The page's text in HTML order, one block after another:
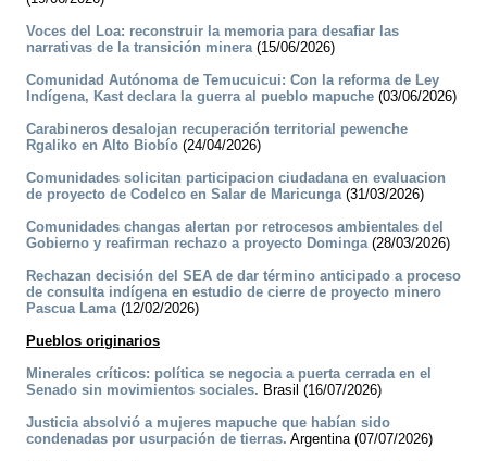
Voces del Loa: reconstruir la memoria para desafiar las
narrativas de la transición minera(15/06/2026)
Comunidad Autónoma de Temucuicui: Con la reforma de Ley
Indígena, Kast declara la guerra al pueblo mapuche (03/06/2026)
Carabineros desalojan recuperación territorial pewenche
Rgaliko en Alto Biobío (24/04/2026)
Comunidades solicitan participacion ciudadana en evaluacion
de proyecto de Codelco en Salar de Maricunga(31/03/2026)
Comunidades changas alertan por retrocesos ambientales del
Gobierno y reafirman rechazo a proyecto Dominga(28/03/2026)
Rechazan decisión del SEA de dar término anticipado a proceso
de consulta indígena en estudio de cierre de proyecto minero
Pascua Lama(12/02/2026)
Pueblos originarios
Minerales críticos: política se negocia a puerta cerrada en el
Senado sin movimientos sociales. Brasil (16/07/2026)
Justicia absolvió a mujeres mapuche que habían sido
condenadas por usurpación de tierras. Argentina (07/07/2026)